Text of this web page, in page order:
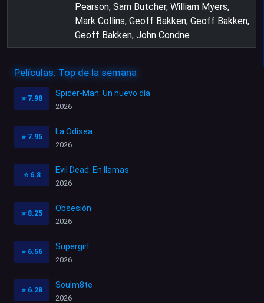
Pearson, Sam Butcher, William Myers,
Mark Collins, Geoff Bakken, Geoff Bakken,
Geoff Bakken, John Condne
Películas: Top de la semana
⭐ 7.98
Spider-Man: Un nuevo día
2026
⭐ 7.95
La Odisea
2026
⭐ 6.8
Evil Dead: En llamas
2026
⭐ 8.25
Obsesión
2026
⭐ 6.56
Supergirl
2026
⭐ 6.28
Soulm8te
2026